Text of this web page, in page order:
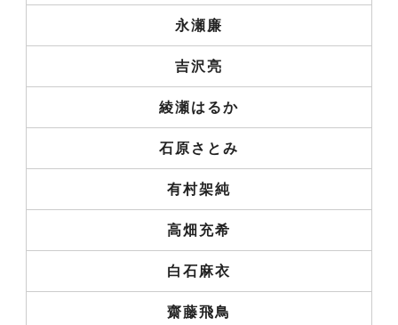
永瀬廉
吉沢亮
綾瀬はるか
石原さとみ
有村架純
高畑充希
白石麻衣
齋藤飛鳥